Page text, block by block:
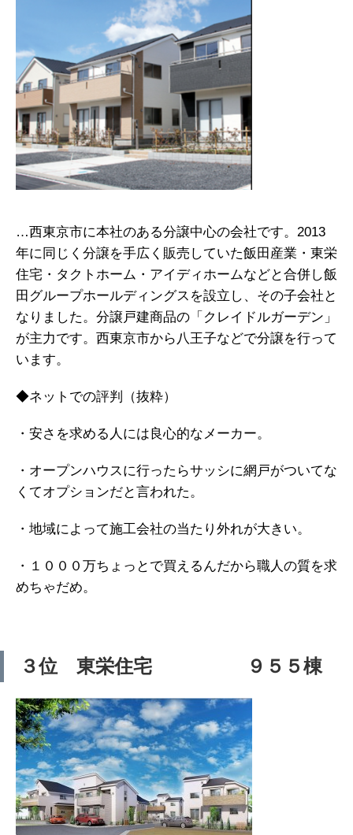
…西東京市に本社のある分譲中心の会社です。2013
年に同じく分譲を手広く販売していた飯田産業・東栄
住宅・タクトホーム・アイディホームなどと合併し飯
田グループホールディングスを設立し、その子会社と
なりました。分譲戸建商品の「クレイドルガーデン」
が主力です。西東京市から八王子などで分譲を行って
います。
◆ネットでの評判（抜粋）
・安さを求める人には良心的なメーカー。
・オープンハウスに行ったらサッシに網戸がついてな
くてオプションだと言われた。
・地域によって施工会社の当たり外れが大きい。
・１０００万ちょっとで買えるんだから職人の質を求
めちゃだめ。
３位 東栄住宅 ９５５棟